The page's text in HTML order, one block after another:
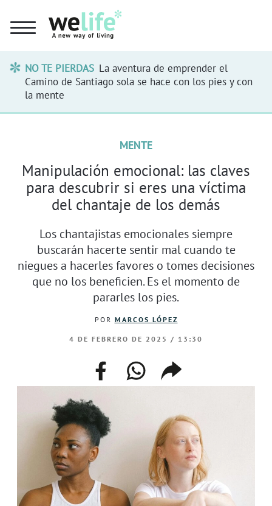
NO TE PIERDAS La aventura de emprender el
Camino de Santiago sola se hace con los pies y con
la mente
MENTE
Manipulación emocional: las claves
para descubrir si eres una víctima
del chantaje de los demás
Los chantajistas emocionales siempre
buscarán hacerte sentir mal cuando te
niegues a hacerles favores o tomes decisiones
que no los beneficien. Es el momento de
pararles los pies.
POR MARCOS LÓPEZ
4 DE FEBRERO DE 2025 / 13:30
facebookwhatsappcompartir
enlace